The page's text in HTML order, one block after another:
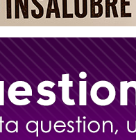
vient de donner son Maasser
viennent de demander
viennent de nous
personnes viennent de faire
Il reste 49 places pour étudier en
viennent de nous